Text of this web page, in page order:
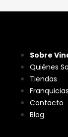
Sobre
Quiénes
Tiendas
Franquicias
Contacto
Blog